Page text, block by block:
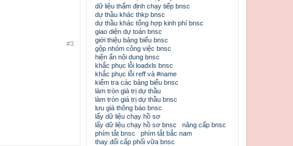
#3
dữ liệu thẩm định chạy tiếp bnsc
dự thầu khác thkp bnsc
dự thầu khác tổng hợp kinh phí bnsc
giao diện dự toán bnsc
giới thiệu bảng biểu bnsc
gộp nhóm công việc bnsc
hiện ẩn nội dung bnsc
khắc phục lỗi loadxls bnsc
khắc phục lỗi reff và #name
kiểm tra các bảng biểu bnsc
làm tròn giá trị dự thầu
làm tròn giá trị dự thầu bnsc
lưu giá thông báo bnsc
lấy dữ liệu chạy hồ sơ
lấy dữ liệu chạy hồ sơ bnsc
nâng cấp bnsc
phím tắt bnsc
phím tắt bắc nam
thay đổi cấp phối vữa bnsc